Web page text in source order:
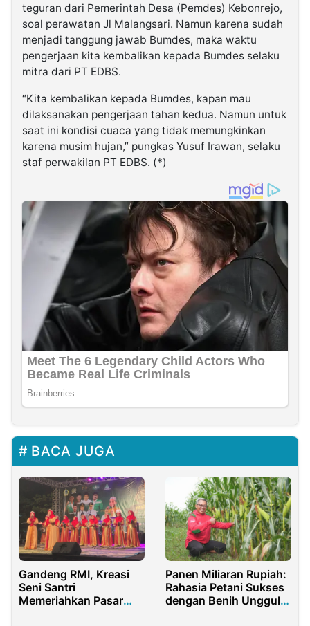
teguran dari Pemerintah Desa (Pemdes) Kebonrejo,
soal perawatan Jl Malangsari. Namun karena sudah
menjadi tanggung jawab Bumdes, maka waktu
pengerjaan kita kembalikan kepada Bumdes selaku
mitra dari PT EDBS.
“Kita kembalikan kepada Bumdes, kapan mau
dilaksanakan pengerjaan tahan kedua. Namun untuk
saat ini kondisi cuaca yang tidak memungkinkan
karena musim hujan,” pungkas Yusuf Irawan, selaku
staf perwakilan PT EDBS. (*)
BACA JUGA
Gandeng RMI, Kreasi
Seni Santri
Memeriahkan Pasar
Panen Miliaran Rupiah:
Rahasia Petani Sukses
dengan Benih Unggul